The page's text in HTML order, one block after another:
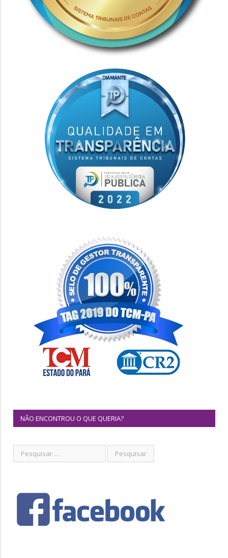
NÃO ENCONTROU O QUE QUERIA?